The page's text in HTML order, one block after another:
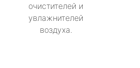
очистителей и
увлажнителей
воздуха.